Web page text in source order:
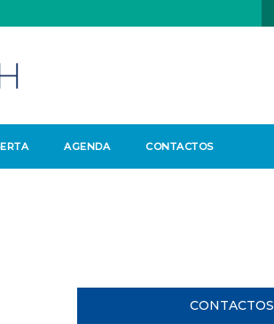
AGENDA CONTACTOS
CONTACTOS